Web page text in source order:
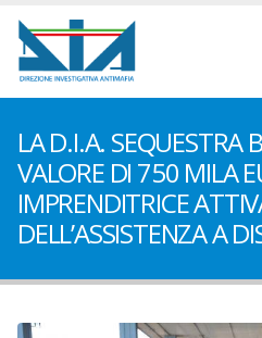
LA D.I.A. SEQUESTRA
VALORE DI 750 MILA
IMPRENDITRICE
DELL’ASSISTENZA A